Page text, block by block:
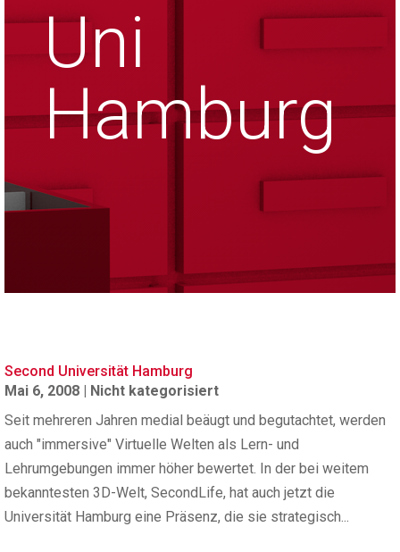
Uni
Hamburg
Second Universität Hamburg
Mai 6, 2008 | Nicht kategorisiert
Seit mehreren Jahren medial beäugt und begutachtet, werden
auch "immersive" Virtuelle Welten als Lern- und
Lehrumgebungen immer höher bewertet. In der bei weitem
bekanntesten 3D-Welt, SecondLife, hat auch jetzt die
Universität Hamburg eine Präsenz, die sie strategisch...